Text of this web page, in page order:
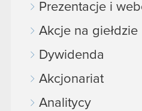
Prezentacje i
Akcje na giełdzie
Dywidenda
Akcjonariat
Analitycy